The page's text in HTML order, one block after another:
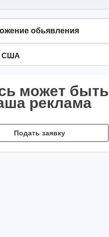
обьявления
США
может быть
реклама
Подать заявку